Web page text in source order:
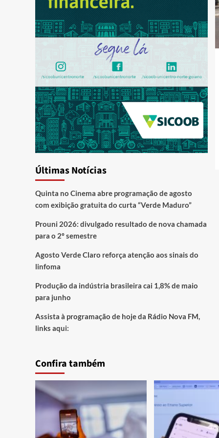
Últimas Notícias
Quinta no Cinema abre programação de agosto
com exibição gratuita do curta “Verde Maduro”
Prouni 2026: divulgado resultado de nova chamada
para o 2º semestre
Agosto Verde Claro reforça atenção aos sinais do
linfoma
Produção da indústria brasileira cai 1,8% de maio
para junho
Assista à programação de hoje da Rádio Nova FM,
links aqui:
Confira também